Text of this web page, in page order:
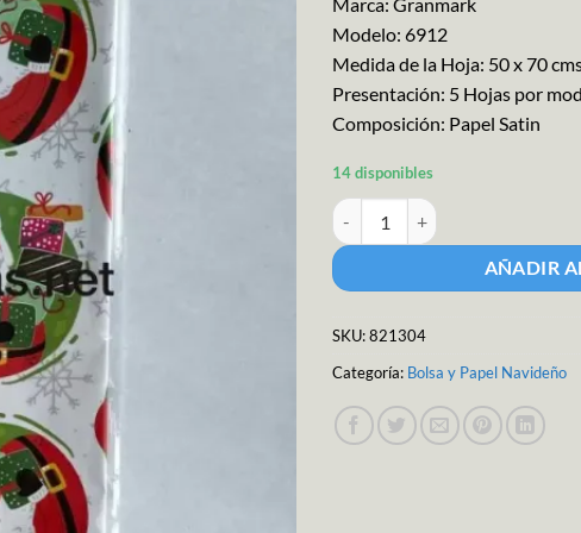
Marca: Granmark
Modelo: 6912
Medida de la Hoja: 50 x 70
Presentación: 5 Hojas por
Composición: Papel Satin
14 disponibles
Granmark Nav Papel Couche
AÑADIR
SKU:821304
Categoría: Bolsa y Papel Navideño